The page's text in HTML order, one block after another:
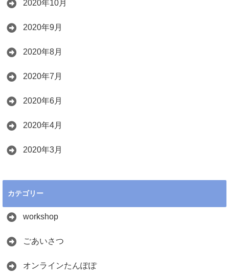
2020年10月
2020年9月
2020年8月
2020年7月
2020年6月
2020年4月
2020年3月
カテゴリー
workshop
ごあいさつ
オンラインたんぽぽ